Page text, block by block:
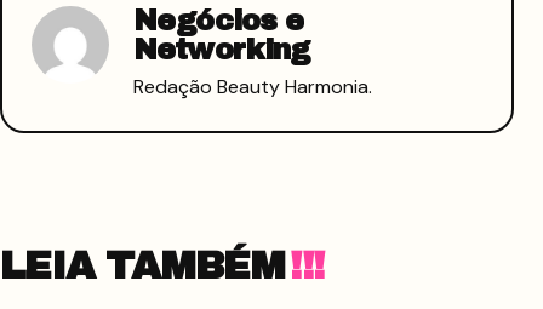
Negócios e
Networking
Redação Beauty Harmonia.
LEIA TAMBÉM